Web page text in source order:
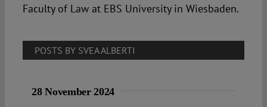
Faculty of Law at EBS University in Wiesbaden.
POSTS BY SVEA ALBERTI
28 November 2024